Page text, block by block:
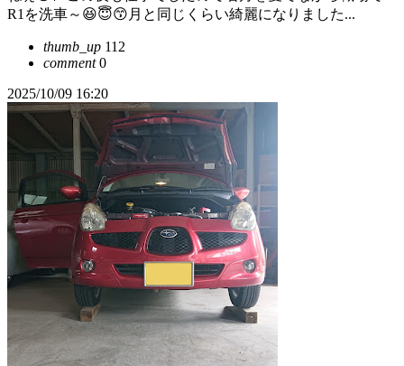
R1を洗車～😆😇😙月と同じくらい綺麗になりました...
thumb_up 112
comment0
2025/10/09 16:20